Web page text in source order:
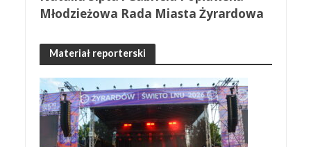
Młodzieżowa Rada Miasta Żyrardowa
Materiał reporterski